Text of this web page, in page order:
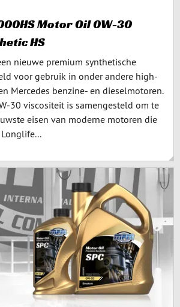
Motor Oil 0W-30
HS
nieuwe premium synthetische
voor gebruik in onder andere high-
Mercedes benzine- en dieselmotoren.
30 viscositeit is samengesteld om te
eisen van moderne motoren die